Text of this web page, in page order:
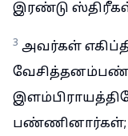
இரண்டு
3 அவர்கள்
பண்ணினார்கள்;